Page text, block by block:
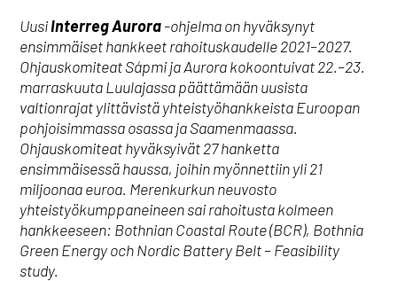
UusiInterreg Aurora-ohjelma on hyväksynyt
ensimmäiset hankkeet rahoituskaudelle 2021–2027.
Ohjauskomiteat Sápmi ja Aurora kokoontuivat 22.–23.
marraskuuta Luulajassa päättämään uusista
valtionrajat ylittävistä yhteistyöhankkeista Euroopan
pohjoisimmassa osassa ja Saamenmaassa.
Ohjauskomiteat hyväksyivät 27 hanketta
ensimmäisessä haussa, joihin myönnettiin yli 21
miljoonaa euroa. Merenkurkun neuvosto
yhteistyökumppaneineen sai rahoitusta kolmeen
hankkeeseen: Bothnian Coastal Route (BCR), Bothnia
Green Energy och Nordic Battery Belt – Feasibility
study.